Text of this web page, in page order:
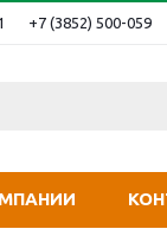
+7 (3852) 500-059